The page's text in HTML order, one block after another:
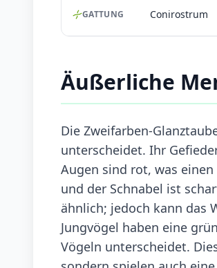
GATTUNG Conirostrum
Äußerliche
Die Zweifarben-
unterscheidet. Ihr
Augen sind rot, was
und der Schnabel ist
ähnlich; jedoch kann das
Jungvögel haben eine
Vögeln unterscheidet.